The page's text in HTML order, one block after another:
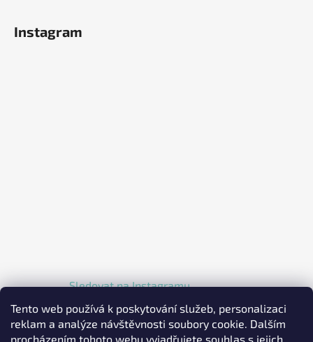
Tento web používá k poskytování služeb, personalizaci
reklam a analýze návštěvnosti soubory cookie. Dalším
procházením tohoto webu vyjadřujete souhlas s jejich
Instagram
Sledovat na Instagramu